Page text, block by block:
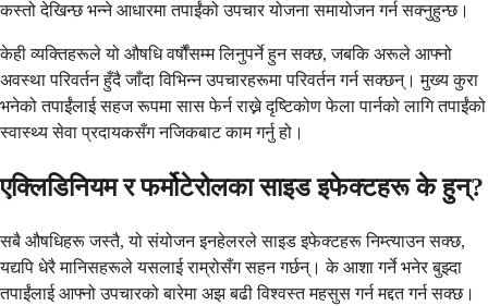
कस्तो देखिन्छ भन्ने आधारमा तपाईंको उपचार योजना समायोजन गर्न सक्नुहुन्छ।
केही व्यक्तिहरूले यो औषधि वर्षौंसम्म लिनुपर्ने हुन सक्छ, जबकि अरूले आफ्नो
अवस्था परिवर्तन हुँदै जाँदा विभिन्न उपचारहरूमा परिवर्तन गर्न सक्छन्। मुख्य कुरा
भनेको तपाईंलाई सहज रूपमा सास फेर्न राख्ने दृष्टिकोण फेला पार्नको लागि तपाईंको
स्वास्थ्य सेवा प्रदायकसँग नजिकबाट काम गर्नु हो।
एक्लिडिनियम र फर्मोटेरोलका साइड इफेक्टहरू के हुन्?
सबै औषधिहरू जस्तै, यो संयोजन इनहेलरले साइड इफेक्टहरू निम्त्याउन सक्छ,
यद्यपि धेरै मानिसहरूले यसलाई राम्रोसँग सहन गर्छन्। के आशा गर्ने भनेर बुझ्दा
तपाईंलाई आफ्नो उपचारको बारेमा अझ बढी विश्वस्त महसुस गर्न मद्दत गर्न सक्छ।